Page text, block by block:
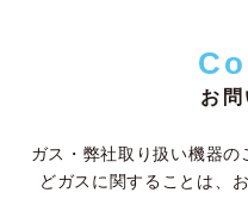
お
ガス・弊社取り扱い機器
どガスに関することは、